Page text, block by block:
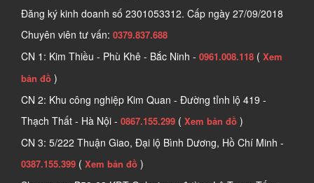
năng suất và chất lượng sản phẩm. Công cụ này
thường có 4, 5 hoặc 6 trục dao, mỗi trục dao có chức
năng bào khác nhau.
Đăng ký kinh doanh số 2301053312. Cấp ngày 27/09/2018
Chuyên viên tư vấn: 0379.837.688
CN 1: Kim Thiều - Phù Khê - Bắc Ninh - 0961.008.118 ( Xem
bản đồ )
CN 2: Khu công nghiệp Kim Quan - Đường tỉnh lộ 419 -
Thạch Thất - Hà Nội - 0867.155.299 ( Xem bản đồ )
CN 3: 5/222 Thuận Giao, Đại lộ Bình Dương, Hồ Chí Minh -
0387.155.399 ( Xem bản đồ )